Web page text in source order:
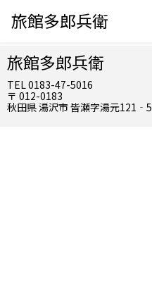
旅館多郎兵衛
旅館多郎兵衛
TEL 0183-47-5016
〒 012-0183
秋田県 湯沢市 皆瀬字湯元121‐5